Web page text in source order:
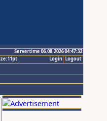
Servertime 06.08.2026 04:47:32
Logout
Login